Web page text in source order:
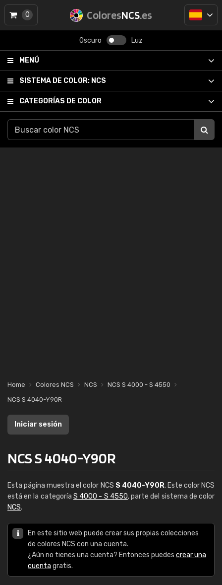
ColoresNCS.es
Oscuro Luz
MENÚ
SISTEMA DE COLOR: NCS
CATEGORÍAS DE COLOR
0
Home Colores NCS NCS
NCS S 4000 - S 4550
NCS S 4040-Y90R
Iniciar sesión
NCS S 4040-Y90R
Esta página muestra el color NCS S 4040-Y90R. Este color NCS
está en la categoría S 4000 - S 4550, parte del sistema de color
NCS.
En este sitio web puede crear sus propias colecciones
de colores NCS con una cuenta.
¿Aún no tienes una cuenta? Entonces puedes crear una
cuenta gratis.